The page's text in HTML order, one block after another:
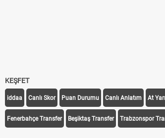
KEŞFET
iddaa Canlı Skor Puan Durumu Canlı Anlatım At
Fenerbahçe Transfer Beşiktaş Transfer Trabzonspor